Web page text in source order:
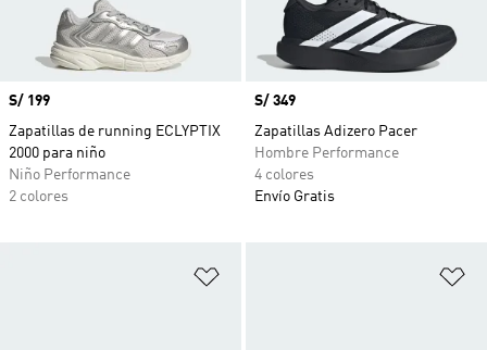
Precio
S/ 199
Zapatillas de running ECLYPTIX
2000 para niño
Niño Performance
2 colores
Precio
S/ 349
Zapatillas Adizero Pacer
Hombre Performance
4 colores
Envío Gratis